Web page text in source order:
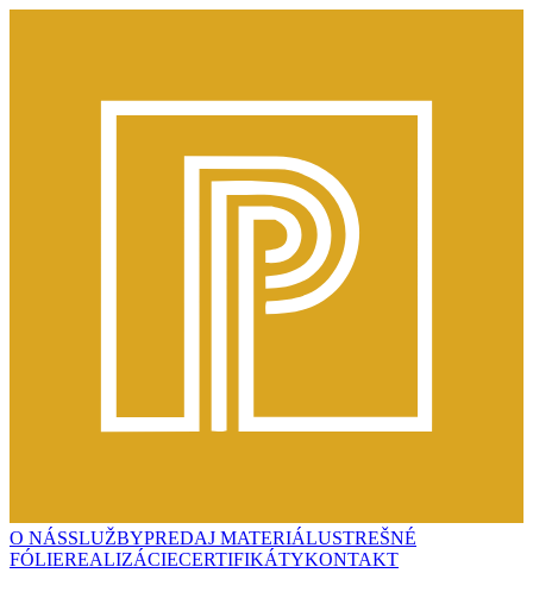
O NÁSSLUŽBYPREDAJ MATERIÁLUSTREŠNÉ
FÓLIEREALIZÁCIECERTIFIKÁTYKONTAKT